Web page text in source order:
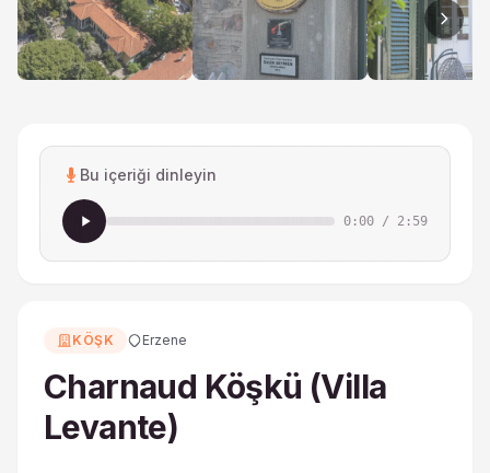
Bu içeriği dinleyin
0:00 / 2:59
KÖŞK Erzene
Charnaud Köşkü (Villa
Levante)